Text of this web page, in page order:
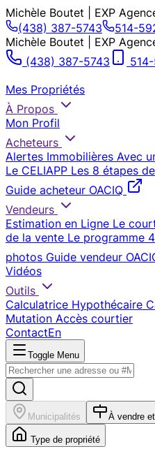
Michèle Boutet | EXP
(438) 387-5743
514-
Michèle Boutet | EXP
(438) 387-5743
Mes Propriétés
À Propos
Mon Profil
Acheteurs
Alertes Immobilières Avec
Le CELIAPP Les 8 étapes
Guide acheteur OACIQ
Vendeurs
Estimation en Ligne Le
de la vente Le programme
photos Guide vendeur
Vidéos
Outils
Calculatrice Hypothécaire
Mutation Accès courtier
ContactEn
Toggle Menu
Municipalités À vendre
Type de propriété